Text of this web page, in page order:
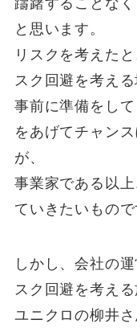
躊躇することな
と思います。
リスクを考えた
スク回避を考える
事前に準備をし
をあげてチャン
が、
事業家である以
ていきたいもので
しかし、会社の
スク回避を考え
ユニクロの柳井